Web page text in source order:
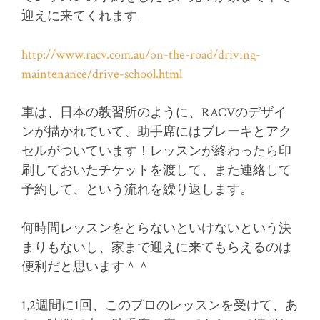
迎えに来てくれます。
http://www.racv.com.au/on-the-road/driving-
maintenance/drive-school.html
車は、日本の教習所のように、RACVのデザイ
ンが描かれていて、助手席にはブレーキとアク
セルがついています！レッスンが終わったら印
刷しておいたチケットを渡して、また連絡して
予約して、という流れを繰り返します。
何時間レッスンをとらないといけないという決
まりもないし、家まで迎えに来てもらえるのは
便利だと思います＾＾
1,2週間に1回、このプロのレッスンを受けて、あ